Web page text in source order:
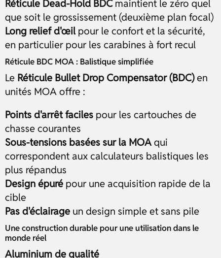
Réticule Dead-Hold BDCmaintient le zéro quel
que soit le grossissement (deuxième plan focal)
Long relief d'œilpour le confort et la sécurité,
en particulier pour les carabines à fort recul
Réticule BDC MOA : Balistique simplifiée
Le Réticule Bullet Drop Compensator (BDC)en
unités MOA offre :
Points d'arrêt faciles pour les cartouches de
chasse courantes
Sous-tensions basées sur la MOAqui
correspondent aux calculateurs balistiques les
plus répandus
Design épuré pour une acquisition rapide de la
cible
Pas d'éclairage un design simple et sans pile
Une construction durable pour une utilisation dans le
monde réel
Aluminium de qualité